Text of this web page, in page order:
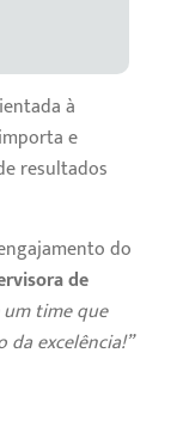
à
e
resultados
do
de
time que
excelência!”